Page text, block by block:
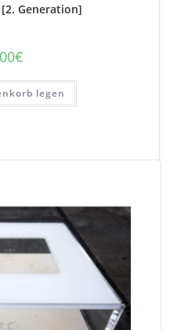
Generation]
€
legen